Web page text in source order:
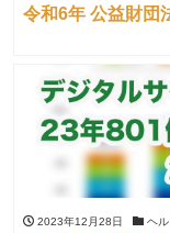
令和6年 公益財団
2023年12月28日 ヘ